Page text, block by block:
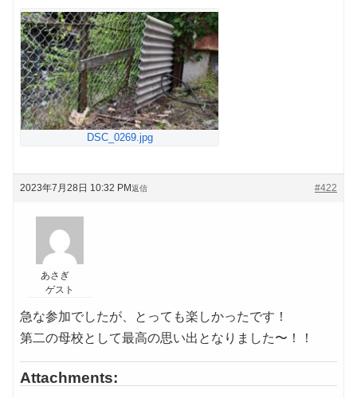
DSC_0269.jpg
2023年7月28日 10:32 PM #422
返信
あさぎ
ゲスト
急な参加でしたが、とっても楽しかったです！
第二の母校として最高の思い出となりました〜！！
Attachments: